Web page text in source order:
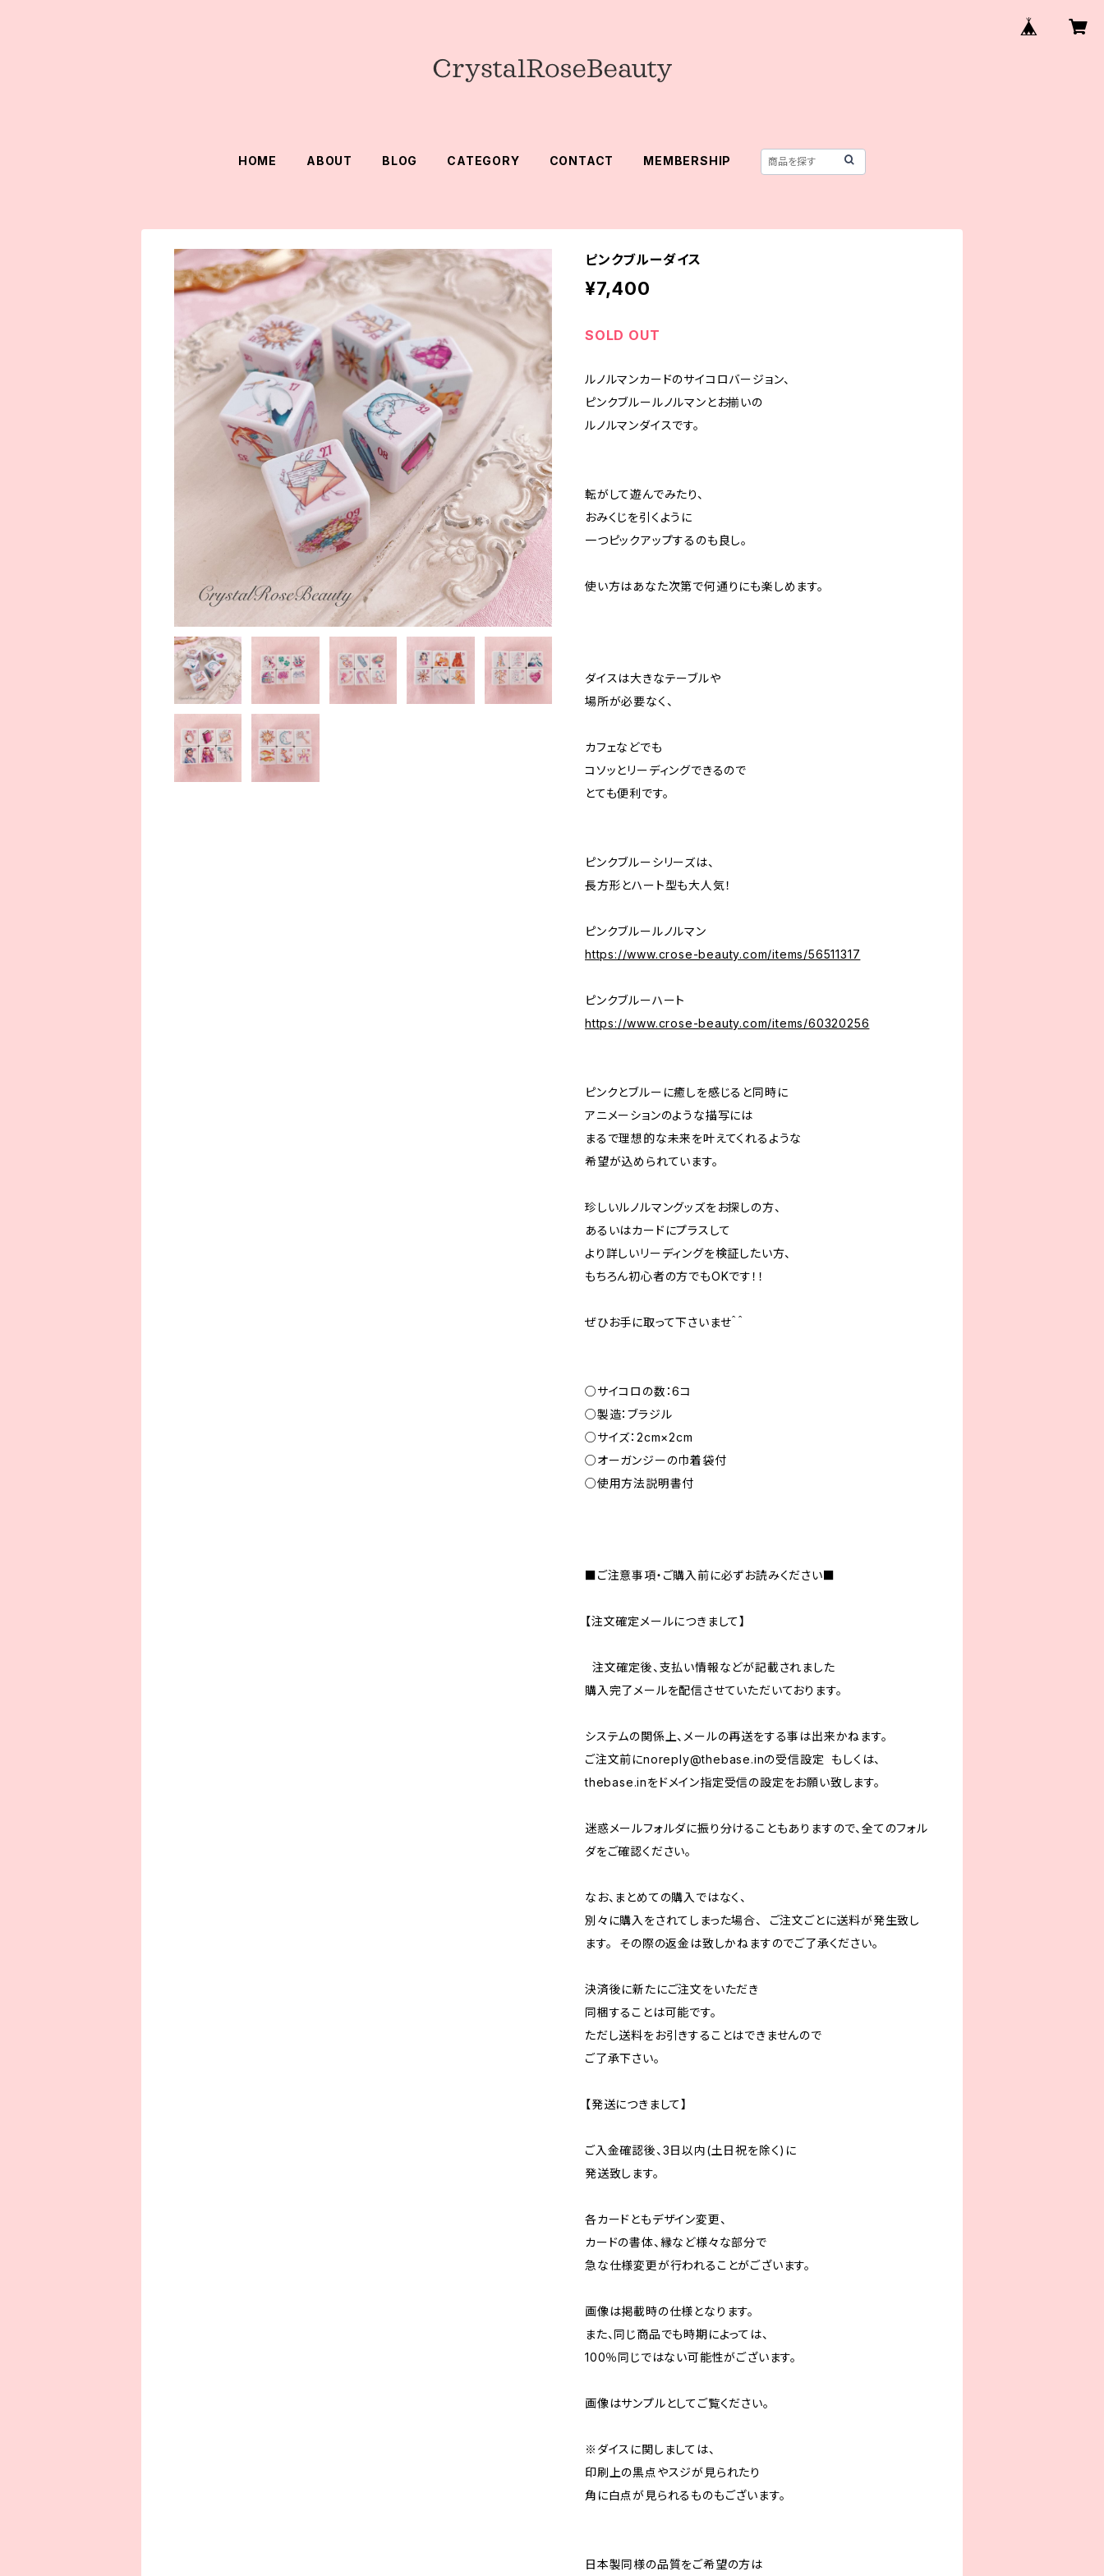
HOME ABOUT BLOG CATEGORY CONTACT MEMBERSHIP
ピンクブルーダイス
¥7,400
SOLD OUT
ルノルマンカードのサイコロバージョン、
ピンクブルールノルマンとお揃いの
ルノルマンダイスです。
転がして遊んでみたり、
おみくじを引くように
一つピックアップするのも良し。
使い方はあなた次第で何通りにも楽しめます。
ダイスは大きなテーブルや
場所が必要なく、
カフェなどでも
コソッとリーディングできるので
とても便利です。
ピンクブルーシリーズは、
長方形とハート型も大人気！
ピンクブルールノルマン
https://www.crose-beauty.com/items/56511317
ピンクブルーハート
https://www.crose-beauty.com/items/60320256
ピンクとブルーに癒しを感じると同時に
アニメーションのような描写には
まるで理想的な未来を叶えてくれるような
希望が込められています。
珍しいルノルマングッズをお探しの方、
あるいはカードにプラスして
より詳しいリーディングを検証したい方、
もちろん初心者の方でもOKです！！
ぜひお手に取って下さいませ＾＾
○サイコロの数：6コ
○製造：ブラジル
○サイズ：2cm×2cm
○オーガンジーの巾着袋付
○使用方法説明書付
■ご注意事項・ご購入前に必ずお読みください■
【注文確定メールにつきまして】
注文確定後、支払い情報などが記載されました
購入完了メールを配信させていただいております。
システムの関係上、メールの再送をする事は出来かねます。
ご注文前にnoreply@thebase.inの受信設定 もしくは、
thebase.inをドメイン指定受信の設定をお願い致します。
迷惑メールフォルダに振り分けることもありますので、全てのフォル
ダをご確認ください。
なお、まとめての購入ではなく、
別々に購入をされてしまった場合、 ご注文ごとに送料が発生致し
ます。 その際の返金は致しかねますのでご了承ください。
決済後に新たにご注文をいただき
同梱することは可能です。
ただし送料をお引きすることはできませんので
ご了承下さい。
【発送につきまして】
ご入金確認後、3日以内(土日祝を除く)に
発送致します。
各カードともデザイン変更、
カードの書体、縁など様々な部分で
急な仕様変更が行われることがございます。
画像は掲載時の仕様となります。
また、同じ商品でも時期によっては、
100％同じではない可能性がございます。
画像はサンプルとしてご覧ください。
※ダイスに関しましては、
印刷上の黒点やスジが見られたり
角に白点が見られるものもございます。
日本製同様の品質をご希望の方は